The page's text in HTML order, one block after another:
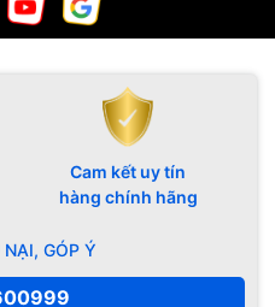
Cam kết uy tín
hàng chính hãng
NẠI, GÓP Ý